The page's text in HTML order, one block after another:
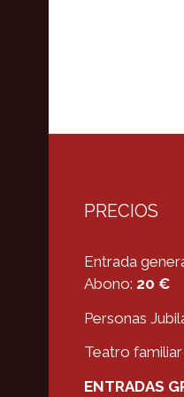
PRECIOS
Entrada
Abono: 20 €
Personas
Teatro familiar
ENTRADAS